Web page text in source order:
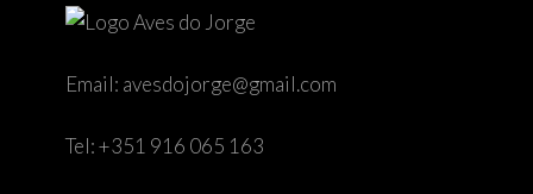
Email: avesdojorge@gmail.com
Tel:+351 916 065 163